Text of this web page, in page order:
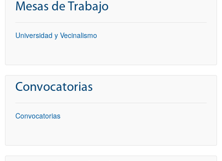
Mesas de Trabajo
Universidad y Vecinalismo
Convocatorias
Convocatorias